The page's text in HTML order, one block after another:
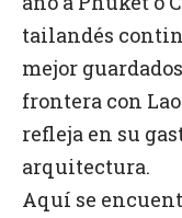
tailandés
mejor
frontera con
refleja en su
arquitectura.
Aquí se